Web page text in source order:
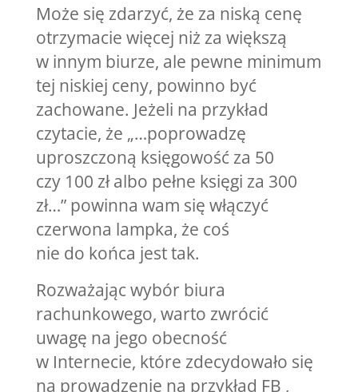
Może się zdarzyć, że za niską cenę
otrzymacie więcej niż za większą
w innym biurze, ale pewne minimum
tej niskiej ceny, powinno być
zachowane. Jeżeli na przykład
czytacie, że „…poprowadzę
uproszczoną księgowość za 50
czy 100 zł albo pełne księgi za 300
zł…” powinna wam się włączyć
czerwona lampka, że coś
nie do końca jest tak.
Rozważając wybór biura
rachunkowego, warto zwrócić
uwagę na jego obecność
w Internecie, które zdecydowało się
na prowadzenie na przykład FB ,